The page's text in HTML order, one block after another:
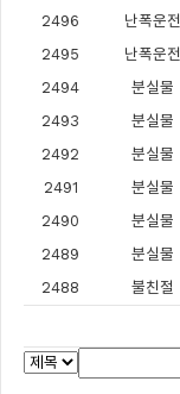
2496
난폭운전
2495
난폭운전
2494
분실물
2493
분실물
2492
분실물
2491
분실물
2490
분실물
2489
분실물
2488
불친절